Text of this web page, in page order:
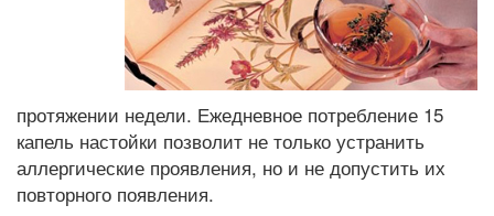
протяжении недели. Ежедневное потребление 15
капель настойки позволит не только устранить
аллергические проявления, но и не допустить их
повторного появления.